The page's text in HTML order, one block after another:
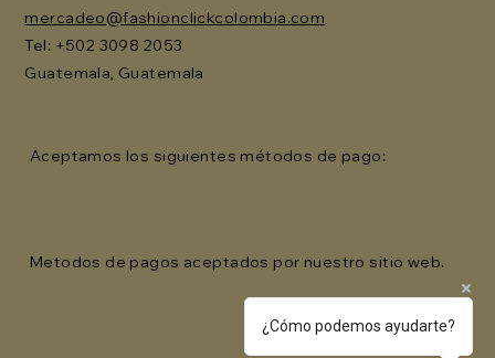
mercadeo@fashionclickcolombia.com
Tel: ‪+502 3098 2053‬
Guatemala, Guatemala
Aceptamos los siguientes métodos de pago:
Metodos de pagos aceptados por nuestro sitio web.
¿Cómo podemos ayudarte?